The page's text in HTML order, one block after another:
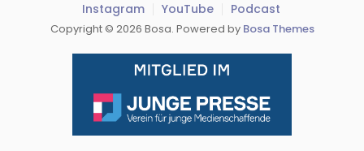
Instagram YouTube Podcast
Copyright © 2026 Bosa. Powered by Bosa Themes